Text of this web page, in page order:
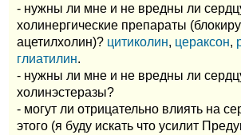
- нужны ли мне и не вредны ли
холинергические препараты
ацетилхолин)? цитиколин, цераксон,
глиатилин.
- нужны ли мне и не вредны ли
холинэстеразы?
- могут ли отрицательно влиять на
этого (я буду искать что усилит